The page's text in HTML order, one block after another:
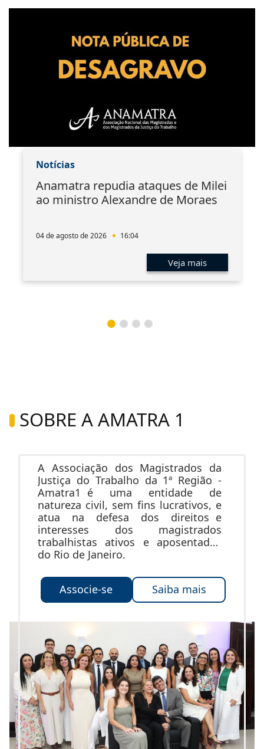
Notícias
Anamatra repudia ataques de Milei
ao ministro Alexandre de Moraes
04 de agosto de 2026 16:04
Veja mais
SOBRE A AMATRA 1
A Associação dos Magistrados da
Justiça do Trabalho da 1ª Região -
Amatra1 é uma entidade de
natureza civil, sem fins lucrativos, e
atua na defesa dos direitos e
interesses dos magistrados
trabalhistas ativos e aposentados
do Rio de Janeiro.
Associe-se Saiba mais